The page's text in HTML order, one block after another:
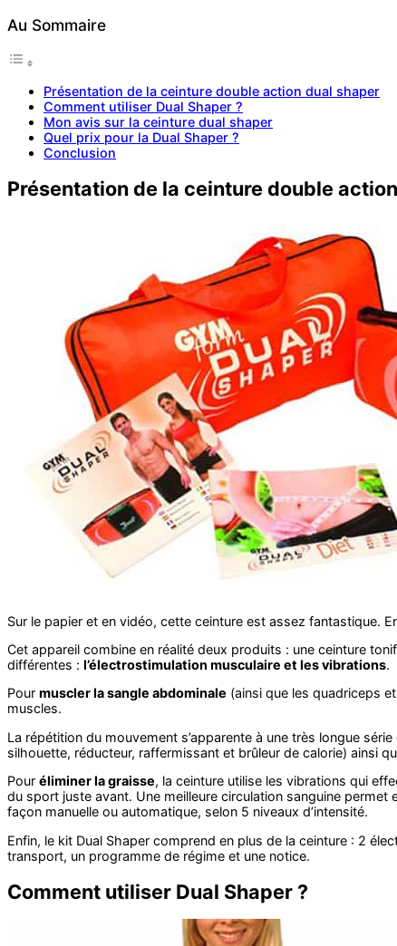
Au Sommaire
Présentation de la ceinture double action dual shaper
Comment utiliser Dual Shaper ?
Mon avis sur la ceinture dual shaper
Quel prix pour la Dual Shaper ?
Conclusion
Présentation de la ceinture double
Sur le papier et en vidéo, cette ceinture est assez fantastique.
Cet appareil combine en réalité deux produits : une ceinture
différentes : l’électrostimulation musculaire et les vibrations.
Pour muscler la sangle abdominale (ainsi que les quadriceps
muscles.
La répétition du mouvement s’apparente à une très longue
silhouette, réducteur, raffermissant et brûleur de calorie) ainsi
Pour éliminer la graisse, la ceinture utilise les vibrations qui
du sport juste avant. Une meilleure circulation sanguine
façon manuelle ou automatique, selon 5 niveaux d’intensité.
Enfin, le kit Dual Shaper comprend en plus de la ceinture : 2
transport, un programme de régime et une notice.
Comment utiliser Dual Shaper ?